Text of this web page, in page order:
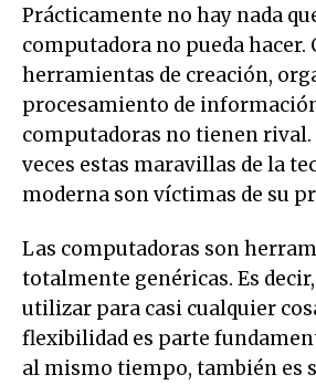
Prácticamente no hay nada
computadora no pueda hacer.
herramientas de creación,
procesamiento de
computadoras no tienen rival.
veces estas maravillas de la
moderna son víctimas de su
Las computadoras son
totalmente genéricas. Es
utilizar para casi cualquier
flexibilidad es parte
al mismo tiempo, también es